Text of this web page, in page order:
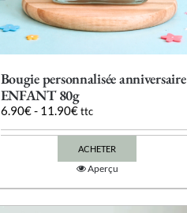
Bougie personnalisée anniversaire
ENFANT 80g
6.90€- 11.90€ ttc
ACHETER
Ce
produit
a
plusieurs
Aperçu